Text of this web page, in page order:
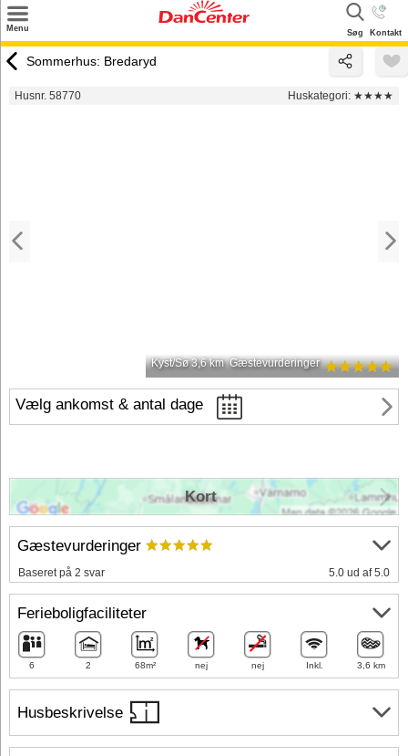
Menu Søg Kontakt
Tilbud
Sommerhus: Bredaryd
Husnr. 58770 Huskategori: ★★★★
Kyst/Sø 3,6 km Gæstevurderinger
Vælg ankomst & antal dage
Husbeskrivelse
Gæstevurderinger
Baseret på 2 svar 5.0 ud af 5.0
Ferieboligfaciliteter
6 2 68m² nej nej Inkl. 3,6 km
Kort